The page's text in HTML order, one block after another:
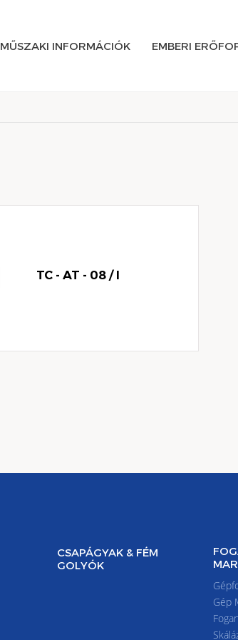
MŰSZAKI INFORMÁCIÓK EMBERI
TC - AT - 08 / I
CSAPÁGYAK & FÉM
GOLYÓK
Gép